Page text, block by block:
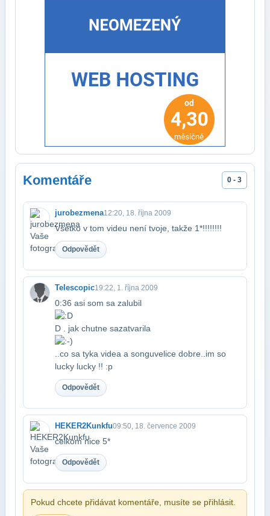
Komentáře 0 - 3
jurobezmena12:20, 18. října 2009
Všetko v tom videu není tvoje, takže 1*!!!!!!!!
Odpovědět
Telescopic19:22, 1. října 2009
0:36 asi som sa zalubil
D . jak chutne sa​zatvarila
..co sa tyka videa a songu​velice dobre..im so
lucky lucky !! :p
Odpovědět
HEKER2Kunkfu09:50, 18. července 2009
celkom nice 5*
Odpovědět
Pokud chcete přidávat komentáře, musíte se přihlásit.